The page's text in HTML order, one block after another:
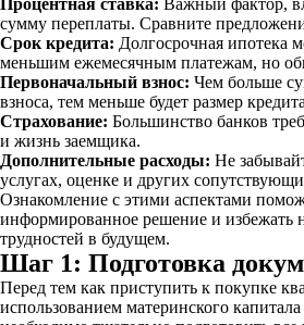
Процентная ставка: Важный фактор,
сумму переплаты. Сравните
Срок кредита: Долгосрочная ипотека
меньшим ежемесячным платежам, но
Первоначальный взнос: Чем больше
взноса, тем меньше будет размер
Страхование: Большинство банков
и жизнь заемщика.
Дополнительные расходы: Не
услугах, оценке и других
Ознакомление с этими аспектами
информированное решение и
трудностей в будущем.
Шаг 1: Подготовка
Перед тем как приступить к покупке
использованием материнского